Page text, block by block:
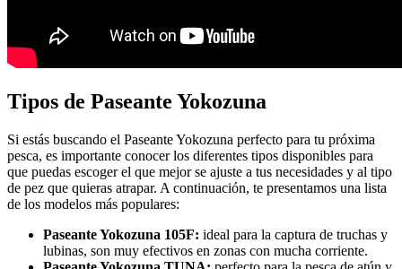
Tipos de Paseante Yokozuna
Si estás buscando el Paseante Yokozuna perfecto para tu próxima
pesca, es importante conocer los diferentes tipos disponibles para
que puedas escoger el que mejor se ajuste a tus necesidades y al tipo
de pez que quieras atrapar. A continuación, te presentamos una lista
de los modelos más populares:
Paseante Yokozuna 105F: ideal para la captura de truchas y
lubinas, son muy efectivos en zonas con mucha corriente.